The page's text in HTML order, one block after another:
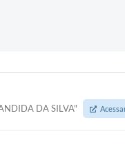
DA SILVA"